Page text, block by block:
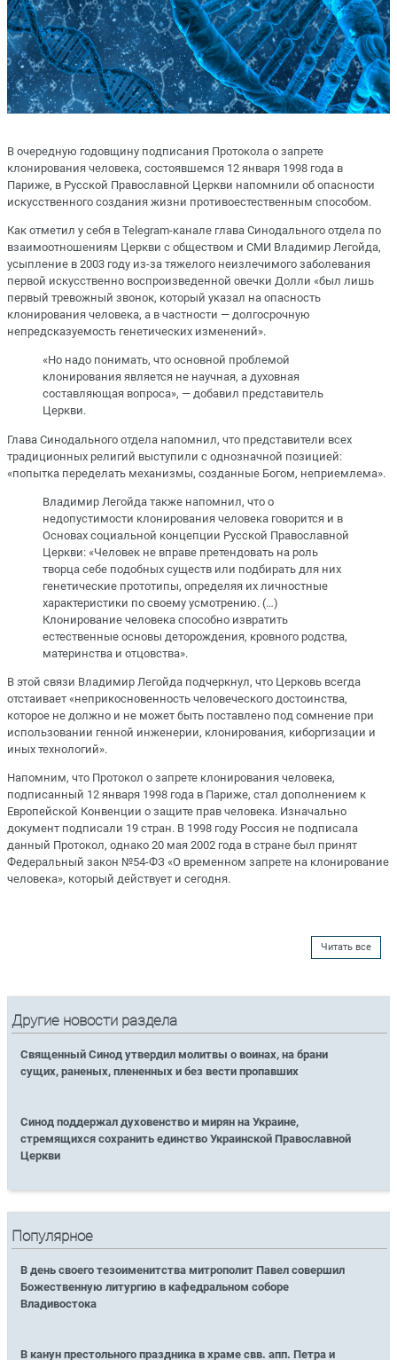
В очередную годовщину подписания Протокола о запрете
клонирования человека, состоявшемся 12 января 1998 года в
Париже, в Русской Православной Церкви напомнили об опасности
искусственного создания жизни противоестественным способом.
Как отметил у себя в Telegram-канале глава Синодального отдела по
взаимоотношениям Церкви с обществом и СМИ Владимир Легойда,
усыпление в 2003 году из-за тяжелого неизлечимого заболевания
первой искусственно воспроизведенной овечки Долли «был лишь
первый тревожный звонок, который указал на опасность
клонирования человека, а в частности — долгосрочную
непредсказуемость генетических изменений».
«Но надо понимать, что основной проблемой
клонирования является не научная, а духовная
составляющая вопроса», — добавил представитель
Церкви.
Глава Синодального отдела напомнил, что представители всех
традиционных религий выступили с однозначной позицией:
«попытка переделать механизмы, созданные Богом, неприемлема».
Владимир Легойда также напомнил, что о
недопустимости клонирования человека говорится и в
Основах социальной концепции Русской Православной
Церкви: «Человек не вправе претендовать на роль
творца себе подобных существ или подбирать для них
генетические прототипы, определяя их личностные
характеристики по своему усмотрению. (…)
Клонирование человека способно извратить
естественные основы деторождения, кровного родства,
материнства и отцовства».
В этой связи Владимир Легойда подчеркнул, что Церковь всегда
отстаивает «неприкосновенность человеческого достоинства,
которое не должно и не может быть поставлено под сомнение при
использовании генной инженерии, клонирования, киборгизации и
иных технологий».
Напомним, что Протокол о запрете клонирования человека,
подписанный 12 января 1998 года в Париже, стал дополнением к
Европейской Конвенции о защите прав человека. Изначально
документ подписали 19 стран. В 1998 году Россия не подписала
данный Протокол, однако 20 мая 2002 года в стране был принят
Федеральный закон №54-ФЗ «О временном запрете на клонирование
человека», который действует и сегодня.
Читать все
Другие новости раздела
Священный Синод утвердил молитвы о воинах, на брани
сущих, раненых, плененных и без вести пропавших
Синод поддержал духовенство и мирян на Украине,
стремящихся сохранить единство Украинской Православной
Церкви
Популярное
В день своего тезоименитства митрополит Павел совершил
Божественную литургию в кафедральном соборе
Владивостока
В канун престольного праздника в храме свв. апп. Петра и